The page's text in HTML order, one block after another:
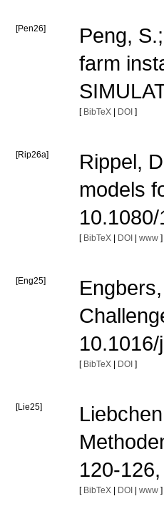
[Pen26]
Peng,
farm
[ BibTeX| DOI ]
[Rip26a]
Rippel,
models
[ BibTeX| DOI www ]
[Eng25]
[ BibTeX| DOI ]
[Lie25]
120-
[ BibTeX| DOI www ]